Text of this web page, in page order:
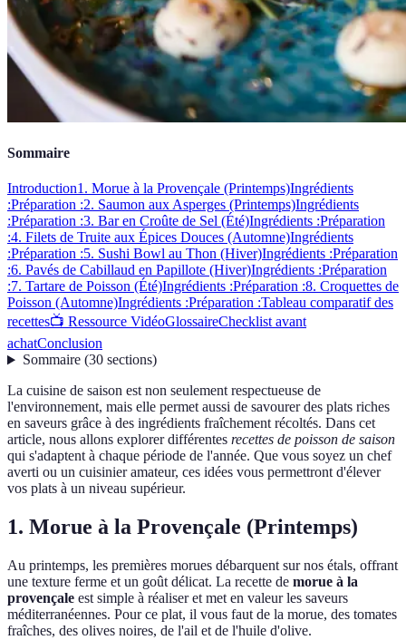
Sommaire
Introduction1. Morue à la Provençale (Printemps)Ingrédients
:Préparation :2. Saumon aux Asperges (Printemps)Ingrédients
:Préparation :3. Bar en Croûte de Sel (Été)Ingrédients :Préparation
:4. Filets de Truite aux Épices Douces (Automne)Ingrédients
:Préparation :5. Sushi Bowl au Thon (Hiver)Ingrédients :Préparation
:6. Pavés de Cabillaud en Papillote (Hiver)Ingrédients :Préparation
:7. Tartare de Poisson (Été)Ingrédients :Préparation :8. Croquettes de
Poisson (Automne)Ingrédients :Préparation :Tableau comparatif des
recettes📺 Ressource VidéoGlossaireChecklist avant
achatConclusion
Sommaire(30 sections)
La cuisine de saison est non seulement respectueuse de
l'environnement, mais elle permet aussi de savourer des plats riches
en saveurs grâce à des ingrédients fraîchement récoltés. Dans cet
article, nous allons explorer différentes recettes de poisson de saison
qui s'adaptent à chaque période de l'année. Que vous soyez un chef
averti ou un cuisinier amateur, ces idées vous permettront d'élever
vos plats à un niveau supérieur.
1. Morue à la Provençale (Printemps)
Au printemps, les premières morues débarquent sur nos étals, offrant
une texture ferme et un goût délicat. La recette de morue à la
provençale est simple à réaliser et met en valeur les saveurs
méditerranéennes. Pour ce plat, il vous faut de la morue, des tomates
fraîches, des olives noires, de l'ail et de l'huile d'olive.